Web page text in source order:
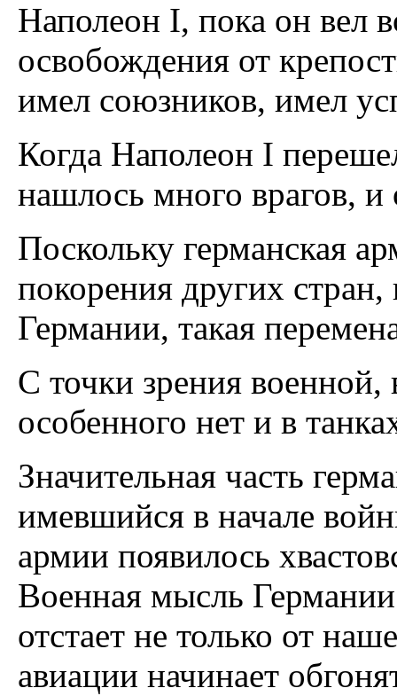
Наполеон I, пока он вел
освобождения от
имел союзников, имел
Когда Наполеон I
нашлось много врагов,
Поскольку германская
покорения других
Германии, такая
С точки зрения военной,
особенного нет и в
Значительная часть
имевшийся в начале
армии появилось
Военная мысль Германии
отстает не только от
авиации начинает